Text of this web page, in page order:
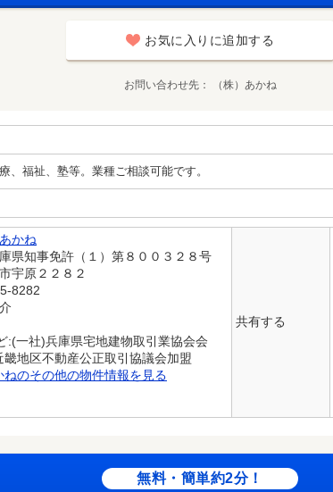
お気に入りに追加する
お問い合わせ先 （株）あかね
、福祉、塾等。業種ご相談可能です。
かね
県知事免許（１）第８００３２８号
宇原２２８２
8282
:(一社)兵庫県宅地建物取引業協会会
畿地区不動産公正取引協議会加盟
ねのその他の物件情報を見る
共有する
無料・簡単約2分！